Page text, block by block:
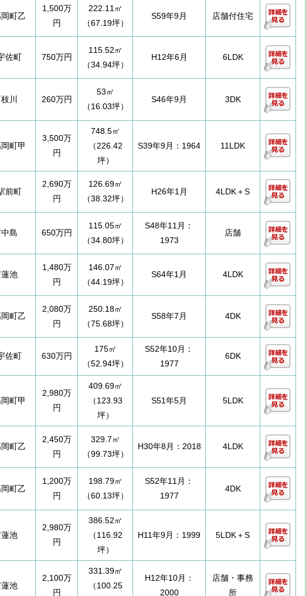
町乙
1,500万
円
222.11㎡
（67.19坪）
S59年9月 店舗付住宅
佐町 750万円
115.52㎡
（34.94坪）
H12年6月 6LDK
川 260万円
53㎡
（16.03坪）
S46年9月 3DK
町甲
3,500万
円
748.5㎡
（226.42
坪）
S39年9月：1964 11LDK
前町
2,690万
円
126.69㎡
（38.32坪）
H26年1月 4LDK＋S
島 650万円
115.05㎡
（34.80坪）
S48年11月：
1973
店舗
池
1,480万
円
146.07㎡
（44.19坪）
S64年1月 4LDK
町乙
2,080万
円
250.18㎡
（75.68坪）
S58年7月 4DK
佐町 630万円
175㎡
（52.94坪）
S52年10月：
1977
6DK
町甲
2,980万
円
409.69㎡
（123.93
坪）
S51年5月 5LDK
町乙
2,450万
円
329.7㎡
（99.73坪）
H30年8月：2018 4LDK
町乙
1,200万
円
198.79㎡
（60.13坪）
S52年11月：
1977
4DK
池
2,980万
円
386.52㎡
（116.92
坪）
H11年9月：1999 5LDK＋S
池
2,100万
円
331.39㎡
（100.25
H12年10月：
2000
店舗・事務
所